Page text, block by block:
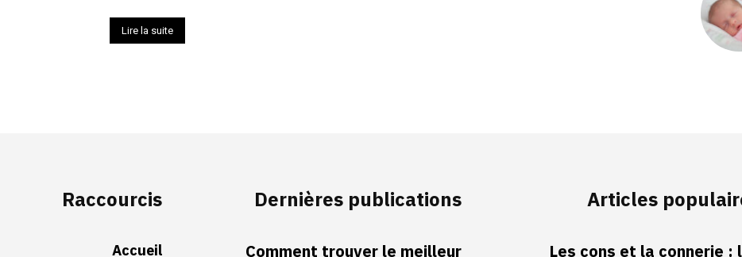
Lire la suite
Raccourcis
Accueil
Dernières publications
Comment trouver le meilleur
Articles
Les cons et la connerie :